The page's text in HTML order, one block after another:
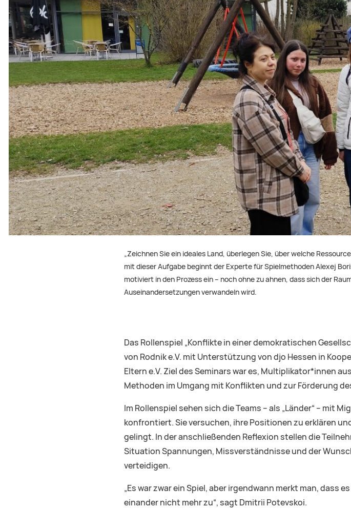
„Zeichnen Sie ein ideales Land, überlegen Sie, über welche
mit dieser Aufgabe beginnt der Experte für Spielmethoden Alexej
motiviert in den Prozess ein – noch ohne zu ahnen, dass sich der
Auseinandersetzungen verwandeln wird.
Das Rollenspiel „Konflikte in einer demokratischen
von Rodnik e.V. mit Unterstützung von djo Hessen in
Eltern e.V. Ziel des Seminars war es, Multiplikator*innen
Methoden im Umgang mit Konflikten und zur Förderung
Im Rollenspiel sehen sich die Teams – als „Länder“ – mit
konfrontiert. Sie versuchen, ihre Positionen zu erklären
gelingt. In der anschließenden Reflexion stellen die
Situation Spannungen, Missverständnisse und der
verteidigen.
„Es war zwar ein Spiel, aber irgendwann merkt man, dass
einander nicht mehr zu“, sagt Dmitrii Potevskoi.